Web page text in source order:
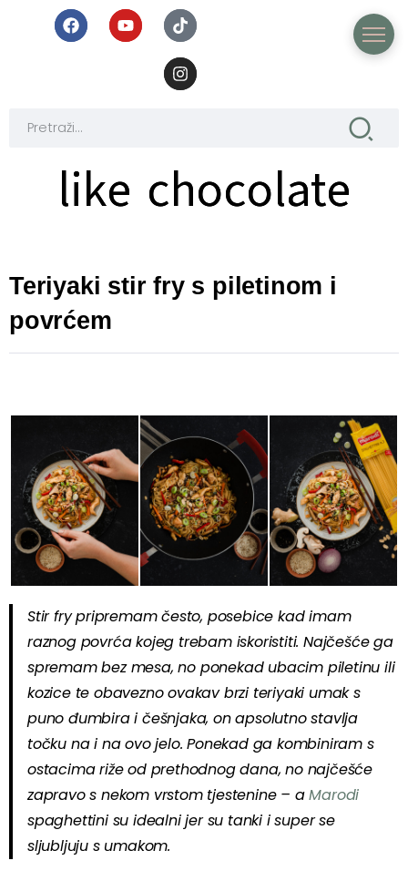
like chocolate
like chocolate
Teriyaki stir fry s piletinom i
povrćem
Stir fry pripremam često, posebice kad imam
raznog povrća kojeg trebam iskoristiti. Najčešće ga
spremam bez mesa, no ponekad ubacim piletinu ili
kozice te obavezno ovakav brzi teriyaki umak s
puno đumbira i češnjaka, on apsolutno stavlja
točku na i na ovo jelo. Ponekad ga kombiniram s
ostacima riže od prethodnog dana, no najčešće
zapravo s nekom vrstom tjestenine – aMarodi
spaghettini su idealni jer su tanki i super se
sljubljuju s umakom.